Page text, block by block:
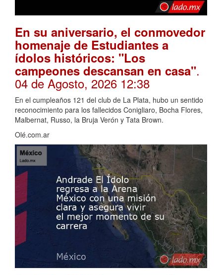
En su aniversario, el conmovedor
homenaje de Estudiantes a
ídolos históricos: "Los
campeones descansan en casa".
04 de Agosto, 2026 12:38
En el cumpleaños 121 del club de La Plata, hubo un sentido
reconocimiento para los fallecidos Conigliaro, Bocha Flores,
Malbernat, Russo, la Bruja Verón y Tata Brown.
Olé.com.ar